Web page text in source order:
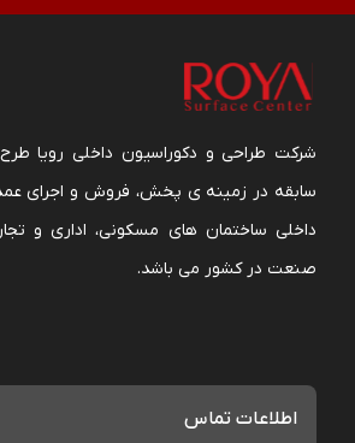
شرکت طراحی و دکوراسیون داخلی رویا
سابقه در زمینه ی پخش، فروش و اجرای
داخلی ساختمان های مسکونی، اداری و
صنعت در کشور می باشد.
اطلاعات تماس